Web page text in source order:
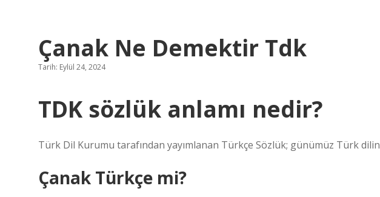
Çanak Ne Demektir Tdk
Tarih: Eylül 24, 2024
TDK sözlük anlamı nedir?
Türk Dil Kurumu tarafından yayımlanan Türkçe Sözlük; günümüz Türk
Çanak Türkçe mi?